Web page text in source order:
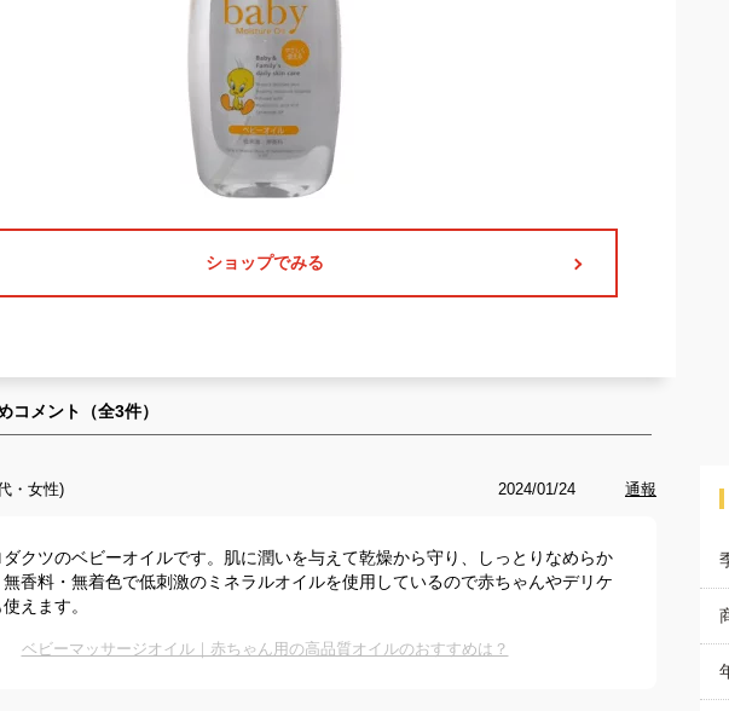
ショップでみる
コメント（全3件）
・女性) 2024/01/24 通報
ダクツのベビーオイルです。肌に潤いを与えて乾燥から守り、しっとりなめらか
香料・無着色で低刺激のミネラルオイルを使用しているので赤ちゃんやデリケ
えます。
ベビーマッサージオイル｜赤ちゃん用の高品質オイルのおすすめは？